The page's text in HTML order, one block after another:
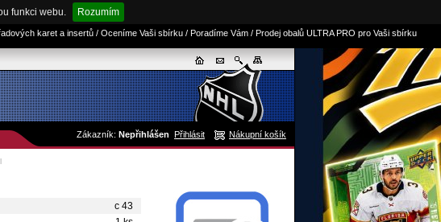
funkci webu. Rozumím
karet a insertů / Oceníme Vaši sbírku / Poradíme Vám / Prodej obalů ULTRA PRO pro Vaši sbírku
Zákazník: Nepřihlášen Přihlásit Nákupní košík
c 43